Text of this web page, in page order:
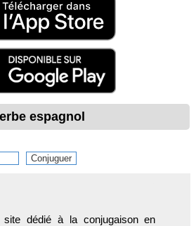
espagnol
dédié à la conjugaison en